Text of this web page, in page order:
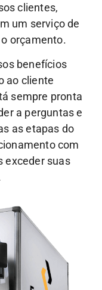
clientes,
um serviço de
orçamento.
benefícios
ao cliente
sempre pronta
a perguntas e
as etapas do
com
exceder suas